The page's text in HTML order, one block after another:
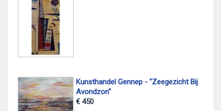
Kunsthandel Gennep - "Zeegezicht Bij
Avondzon"
€ 450